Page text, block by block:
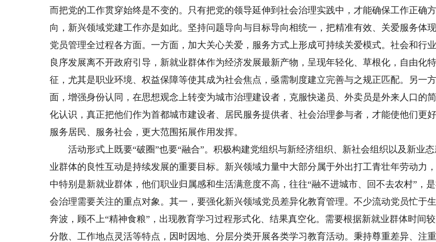
而把党的工作贯穿始终是不变的。只有把党的领导延伸到社会治理实践中，才能确保工作正确方
向，新兴领域党建工作亦是如此。坚持问题导向与目标导向相统一，把精准有效、关爱服务体现
党员管理全过程各方面。一方面，加大关心关爱，服务方式上形成可持续关爱模式。社会和行
良序发展离不开政府引导，新就业群体作为经济发展最新产物，呈现年轻化、草根化，自由化特
征，尤其是职业环境、权益保障等使其成为社会焦点，亟需制度建立完善与之规正匹配。另一方
面，增强身份认同，在思想观念上转变为城市治理建设者，克服快递员、外卖员是外来人口的
化认识，真正把他们作为首都城市建设者、居民服务提供者、社会治理参与者，才能使他们更
服务居民、服务社会，更大范围拓展作用发挥。
活动形式上既要“破圈”也要“融合”。积极构建党组织与新经济组织、新社会组织以及新业
业群体的良性互动是持续发展的重要目标。新兴领域力量中大部分属于外出打工青壮年劳动力
中特别是新就业群体，他们职业归属感和生活满意度不高，往往“融不进城市、回不去农村”，
会治理需要关注的重点对象。其一，要强化新兴领域党员差异化教育管理。不少流动党员忙于
奔波，顾不上“精神食粮”，出现教育学习过程形式化、结果真空化。需要根据新就业群体时间
分散、工作地点灵活等特点，因时因地、分层分类开展各类学习教育活动。秉持尊重差异、注